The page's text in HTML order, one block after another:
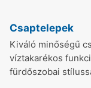
Csaptelepek
Kiváló minőségű
víztakarékos
fürdőszobai